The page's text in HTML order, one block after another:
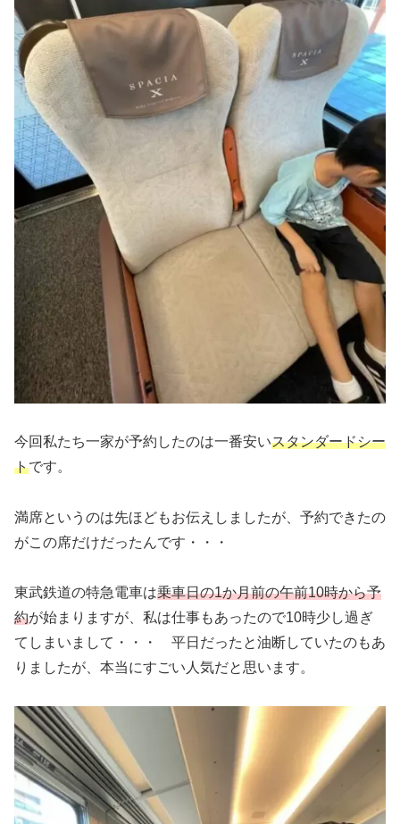
今回私たち一家が予約したのは一番安いスタンダードシー
トです。
満席というのは先ほどもお伝えしましたが、予約できたの
がこの席だけだったんです・・・
東武鉄道の特急電車は乗車日の1か月前の午前10時から予
約が始まりますが、私は仕事もあったので10時少し過ぎ
てしまいまして・・・ 平日だったと油断していたのもあ
りましたが、本当にすごい人気だと思います。